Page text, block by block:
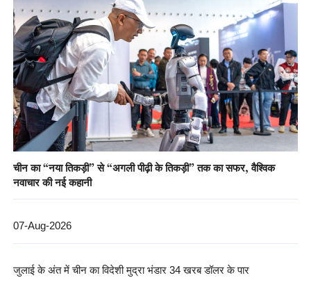
चीन का “नया तिकड़ी” से “अगली पीढ़ी के तिकड़ी” तक का सफर, वैश्विक
नवाचार की नई कहानी
07-Aug-2026
जुलाई के अंत में चीन का विदेशी मुद्रा भंडार 34 खरब डॉलर के पार